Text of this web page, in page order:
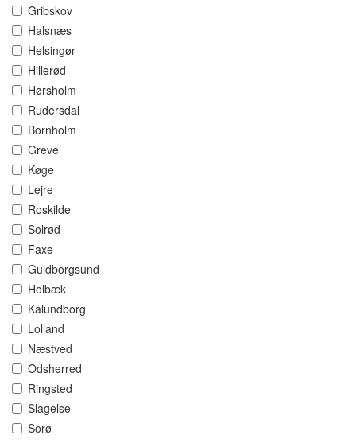
Gribskov
Halsnæs
Helsingør
Hillerød
Hørsholm
Rudersdal
Bornholm
Greve
Køge
Lejre
Roskilde
Solrød
Faxe
Guldborgsund
Holbæk
Kalundborg
Lolland
Næstved
Odsherred
Ringsted
Slagelse
Sorø